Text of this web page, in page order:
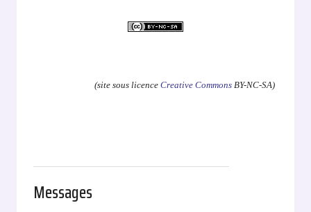
(site sous licence Creative CommonsBY-NC-SA)
Messages